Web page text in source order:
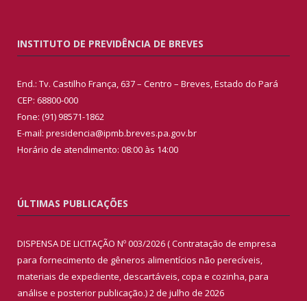
INSTITUTO DE PREVIDÊNCIA DE BREVES
End.: Tv. Castilho França, 637 – Centro – Breves, Estado do Pará
CEP: 68800-000
Fone: (91) 98571-1862
E-mail: presidencia@ipmb.breves.pa.gov.br
Horário de atendimento: 08:00 às 14:00
ÚLTIMAS PUBLICAÇÕES
DISPENSA DE LICITAÇÃO Nº 003/2026 ( Contratação de empresa
para fornecimento de gêneros alimentícios não perecíveis,
materiais de expediente, descartáveis, copa e cozinha, para
análise e posterior publicação.)2 de julho de 2026